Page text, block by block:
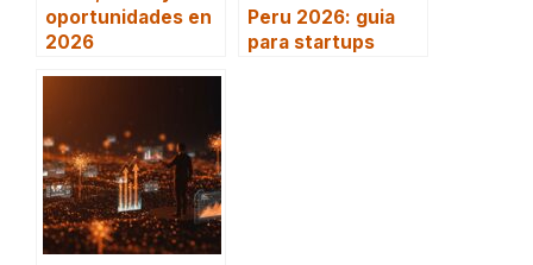
oportunidades en
2026
Peru 2026: guia
para startups